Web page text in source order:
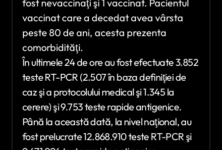
fost nevaccinaţi şi 1 vaccinat. Pacientul
vaccinat care a decedat avea vârsta
peste 80 de ani, acesta prezenta
comorbidităţi.
În ultimele 24 de ore au fost efectuate 3.852
teste RT-PCR (2.507 în baza definiţiei de
caz şi a protocolului medical şi 1.345 la
cerere) şi 9.753 teste rapide antigenice.
Până la această dată, la nivel naţional, au
fost prelucrate 12.868.910 teste RT-PCR şi